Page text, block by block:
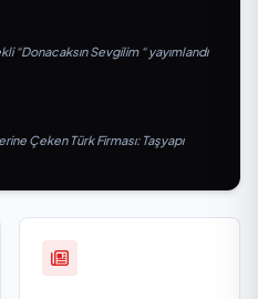
“Donacaksın Sevgilim “ yayımlandı
Çeken Türk Firması: Taşyapı